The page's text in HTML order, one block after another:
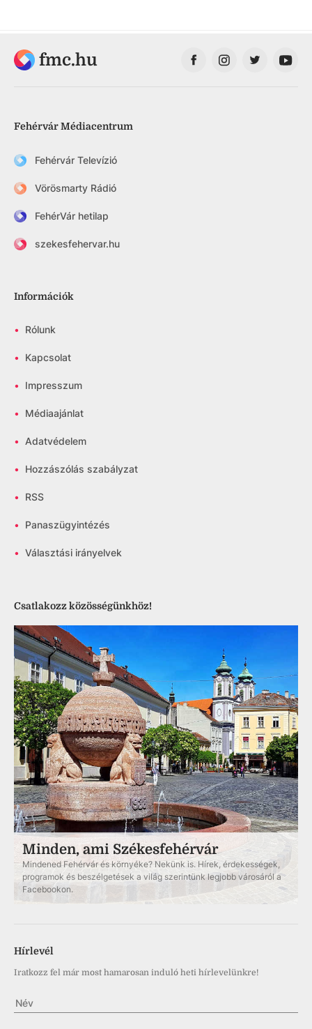
fmc.hu
Fehérvár Médiacentrum
Fehérvár Televízió
Vörösmarty Rádió
FehérVár hetilap
szekesfehervar.hu
Információk
• Rólunk
• Kapcsolat
• Impresszum
• Médiaajánlat
• Adatvédelem
• Hozzászólás szabályzat
• RSS
• Panaszügyintézés
• Választási irányelvek
Csatlakozz közösségünkhöz!
Minden, ami Székesfehérvár
Mindened Fehérvár és környéke? Nekünk is. Hírek, érdekességek,
programok és beszélgetések a világ szerintünk legjobb városáról a
Facebookon.
Hírlevél
Iratkozz fel már most hamarosan induló heti hírlevelünkre!